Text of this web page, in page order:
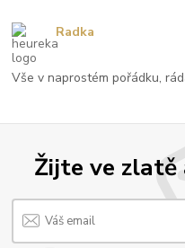
Žijte ve zlatě
Vše v naprostém pořádku,
Radka